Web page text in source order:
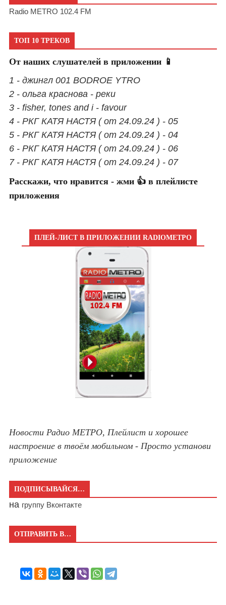
Radio METRO 102.4 FM
ТОП 10 ТРЕКОВ
От наших слушателей в приложении 📱
1 - джингл 001 BODROE YTRO
2 - ольга краснова - реки
3 - fisher, tones and i - favour
4 - РКГ КАТЯ НАСТЯ ( от 24.09.24 ) - 05
5 - РКГ КАТЯ НАСТЯ ( от 24.09.24 ) - 04
6 - РКГ КАТЯ НАСТЯ ( от 24.09.24 ) - 06
7 - РКГ КАТЯ НАСТЯ ( от 24.09.24 ) - 07
Расскажи, что нравится - жми 👍 в плейлисте
приложения
ПЛЕЙ-ЛИСТ В ПРИЛОЖЕНИИ RADIOМЕТРО
Новости Радио МЕТРО, Плейлист и хорошее
настроение в твоём мобильном - Просто установи
приложение
ПОДПИСЫВАЙСЯ…
на группу Вконтакте
ОТПРАВИТЬ В…